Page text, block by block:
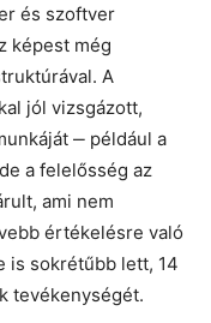
és szoftver
képest még
A
jól vizsgázott,
‒ például a
a felelősség az
ami nem
értékelésre való
is sokrétűbb lett, 14
tevékenységét.